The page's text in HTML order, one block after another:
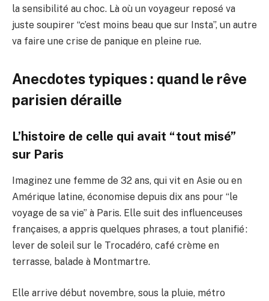
la sensibilité au choc. Là où un voyageur reposé va
juste soupirer “c’est moins beau que sur Insta”, un autre
va faire une crise de panique en pleine rue.
Anecdotes typiques : quand le rêve
parisien déraille
L’histoire de celle qui avait “tout misé”
sur Paris
Imaginez une femme de 32 ans, qui vit en Asie ou en
Amérique latine, économise depuis dix ans pour “le
voyage de sa vie” à Paris. Elle suit des influenceuses
françaises, a appris quelques phrases, a tout planifié :
lever de soleil sur le Trocadéro, café crème en
terrasse, balade à Montmartre.
Elle arrive début novembre, sous la pluie, métro